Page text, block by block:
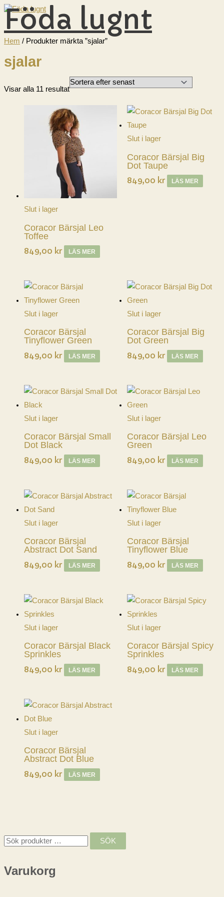
Hoppa
innehåll
Föda lugnt
HUVUDMENY
Hem / Produkter märkta ”sjalar”
sjalar
Visar alla 11 resultatSortera
senaste
Slut i lager
Coracor Bärsjal Leo
Toffee
849,00 kr LÄS MER
Slut i lager
Coracor Bärsjal Big
Dot Taupe
849,00 kr LÄS MER
Slut i lager
Coracor Bärsjal
Tinyflower Green
849,00 kr LÄS MER
Slut i lager
Coracor Bärsjal Big
Dot Green
849,00 kr LÄS MER
Slut i lager
Coracor Bärsjal Small
Dot Black
849,00 kr LÄS MER
Slut i lager
Coracor Bärsjal Leo
Green
849,00 kr LÄS MER
Slut i lager
Coracor Bärsjal
Abstract Dot Sand
849,00 kr LÄS MER
Slut i lager
Coracor Bärsjal
Tinyflower Blue
849,00 kr LÄS MER
Slut i lager
Coracor Bärsjal Black
Sprinkles
849,00 kr LÄS MER
Slut i lager
Coracor Bärsjal Spicy
Sprinkles
849,00 kr LÄS MER
Slut i lager
Coracor Bärsjal
Abstract Dot Blue
849,00 kr LÄS MER
S
k
SÖK
Varukorg